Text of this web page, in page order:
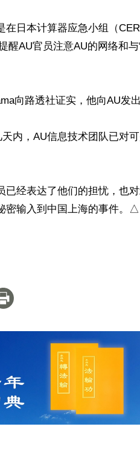
日本计算器应急小组（
醒AU官员注意AU的网络和与
向路透社证实，他向AU发出
内，AU信息技术团队已对
经表达了他们的担忧，也
密输入到中国上海的事件。△